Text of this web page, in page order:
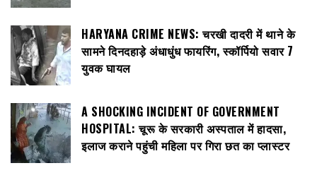
HARYANA CRIME NEWS: चरखी दादरी में थाने के
सामने दिनदहाड़े अंधाधुंध फायरिंग, स्कॉर्पियो सवार 7
युवक घायल
A SHOCKING INCIDENT OF GOVERNMENT
HOSPITAL: चूरू के सरकारी अस्पताल में हादसा,
इलाज कराने पहुंची महिला पर गिरा छत का प्लास्टर